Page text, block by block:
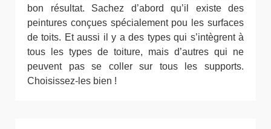
bon résultat. Sachez d’abord qu’il existe des
peintures conçues spécialement pou les surfaces
de toits. Et aussi il y a des types qui s’intègrent à
tous les types de toiture, mais d’autres qui ne
peuvent pas se coller sur tous les supports.
Choisissez-les bien !